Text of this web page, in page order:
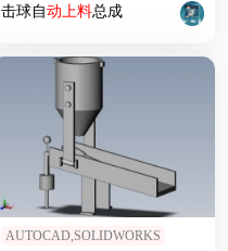
击球自动上料总成
AUTOCAD,SOLIDWORKS